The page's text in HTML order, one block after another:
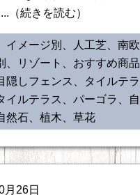
（続きを読む）
イメージ別、人工芝、南
、リゾート、おすすめ商
隠しフェンス、タイルテ
イルテラス、パーゴラ、
然石、植木、草花
月26日